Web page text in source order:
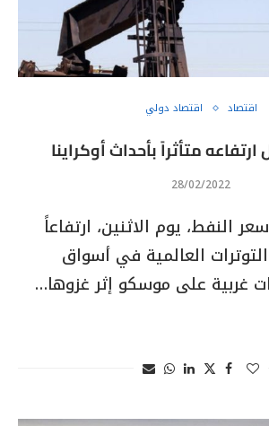
اقتصاد اقتصاد دولي
متأثراً بأحداث أوكراينا
28/02/2022
النفط، يوم الاثنين، ارتفاعاً
العالمية في أسواق
غربية على موسكو إثر غزوها…